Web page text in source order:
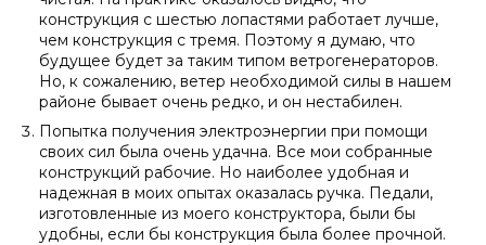
конструкция с шестью лопастями работает лучше,
чем конструкция с тремя. Поэтому я думаю, что
будущее будет за таким типом ветрогенераторов.
Но, к сожалению, ветер необходимой силы в нашем
районе бывает очень редко, и он нестабилен.
Попытка получения электроэнергии при помощи
своих сил была очень удачна. Все мои собранные
конструкций рабочие. Но наиболее удобная и
надежная в моих опытах оказалась ручка. Педали,
изготовленные из моего конструктора, были бы
удобны, если бы конструкция была более прочной.